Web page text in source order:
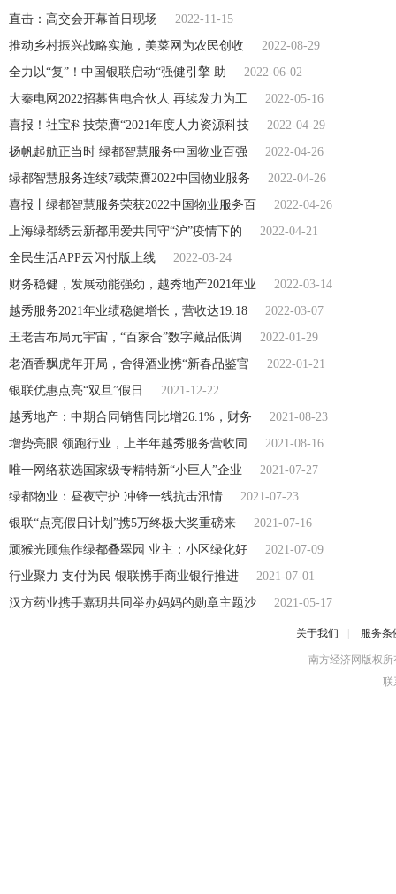
直击：高交会开幕首日现场
2022-11-15
推动乡村振兴战略实施，美菜网为农民创收
2022-08-29
全力以“复”！中国银联启动“强健引擎 助
2022-06-02
大秦电网2022招募售电合伙人 再续发力为工
2022-05-16
喜报！社宝科技荣膺“2021年度人力资源科技
2022-04-29
扬帆起航正当时 绿都智慧服务中国物业百强
2022-04-26
绿都智慧服务连续7载荣膺2022中国物业服务
2022-04-26
喜报丨绿都智慧服务荣获2022中国物业服务百
2022-04-26
上海绿都绣云新都用爱共同守“沪”疫情下的
2022-04-21
全民生活APP云闪付版上线
2022-03-24
财务稳健，发展动能强劲，越秀地产2021年业
2022-03-14
越秀服务2021年业绩稳健增长，营收达19.18
2022-03-07
王老吉布局元宇宙，“百家合”数字藏品低调
2022-01-29
老酒香飘虎年开局，舍得酒业携“新春品鉴官
2022-01-21
银联优惠点亮“双旦”假日
2021-12-22
越秀地产：中期合同销售同比增26.1%，财务
2021-08-23
增势亮眼 领跑行业，上半年越秀服务营收同
2021-08-16
唯一网络获选国家级专精特新“小巨人”企业
2021-07-27
绿都物业：昼夜守护 冲锋一线抗击汛情
2021-07-23
银联“点亮假日计划”携5万终极大奖重磅来
2021-07-16
顽猴光顾焦作绿都叠翠园 业主：小区绿化好
2021-07-09
行业聚力 支付为民 银联携手商业银行推进
2021-07-01
汉方药业携手嘉玥共同举办妈妈的勋章主题沙
2021-05-17
关于我们 服务条
南方经济网版权
联